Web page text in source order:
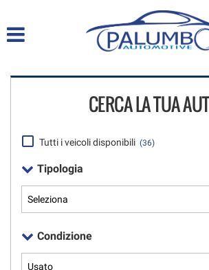
ACQUISTIAMO USATO
DICONO DI NOI
CONTATTI
CERCA LA TUA
Tutti i veicoli disponibili (36)
Tipologia
Condizione